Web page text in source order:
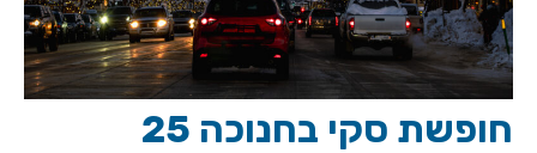
חופשת סקי בחנוכה 25